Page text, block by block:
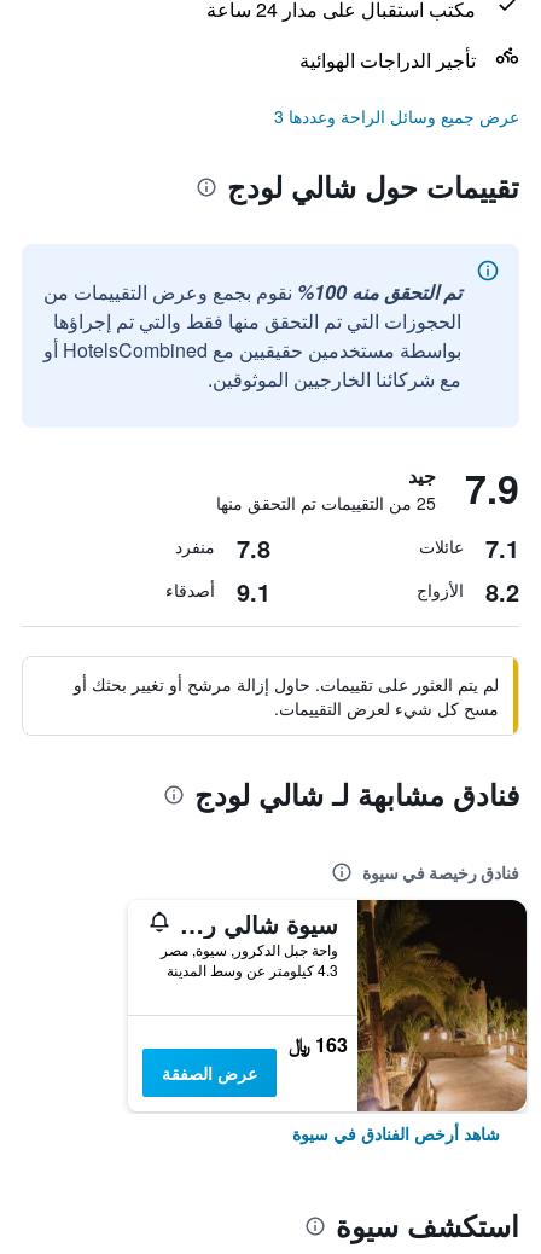
مكتب استقبال على مدار 24 ساعة
تأجير الدراجات الهوائية
عرض جميع وسائل الراحة وعددها 3
تقييمات حول شالي لودج
تم التحقق منه 100%
نقوم بجمع وعرض التقييمات من
الحجوزات التي تم التحقق منها فقط والتي تم إجراؤها
بواسطة مستخدمين حقيقيين مع HotelsCombined أو
مع شركائنا الخارجيين الموثوقين.
7.9 جيد
25 من التقييمات تم التحقق منها
7.1 عائلات 7.8 منفرد
8.2 الأزواج 9.1 أصدقاء
لم يتم العثور على تقييمات. حاول إزالة مرشح أو تغيير بحثك أو
مسح كل شيء لعرض التقييمات.
فنادق مشابهة لـ شالي لودج
فنادق رخيصة في سيوة
سيوة شالي ريزورت
واحة جبل الدكرور, سيوة, مصر
4.3 كيلومتر عن وسط المدينة
163 ﷼
عرض الصفقة
شاهد أرخص الفنادق في سيوة
استكشف سيوة